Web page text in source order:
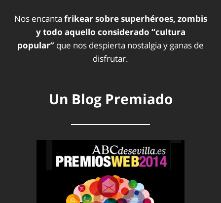
Nos encanta frikear sobre superhéroes, zombis
y todo aquello considerado “cultura
popular” que nos despierta nostalgia y ganas de
disfrutar.
Un Blog Premiado